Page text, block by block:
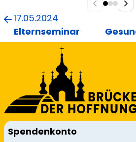
17.05.2024
Elternseminar
Spendenkonto